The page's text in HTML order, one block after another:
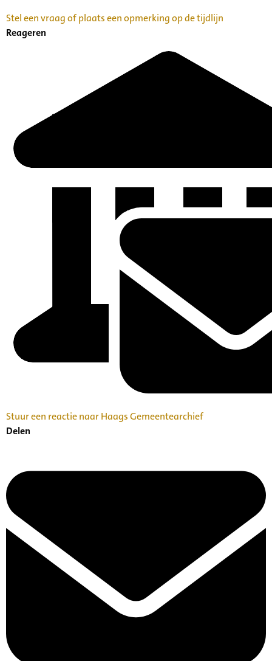
Stel een vraag of plaats een opmerking op de tijdlijn
Reageren
Stuur een reactie naar Haags Gemeentearchief
Delen